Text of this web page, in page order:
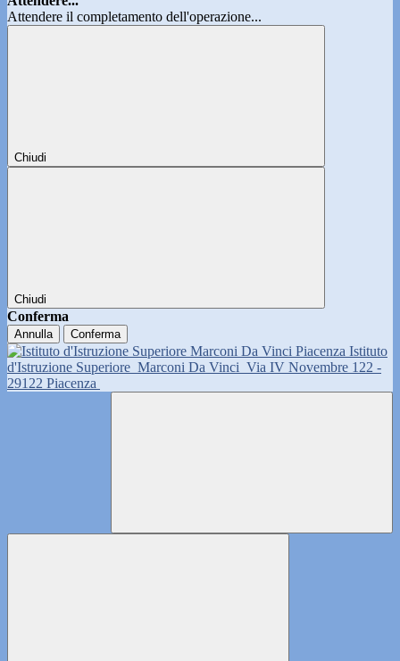
Attendere il completamento dell'operazione...
Chiudi
Chiudi
Conferma
Annulla Conferma
Istituto
d'Istruzione Superiore Marconi Da Vinci Via IV Novembre 122 -
29122 Piacenza